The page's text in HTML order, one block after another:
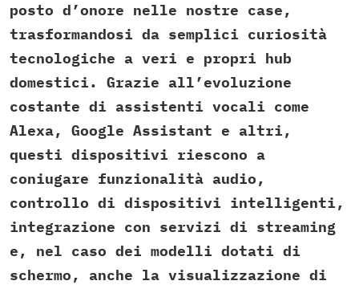
posto d’onore nelle nostre case,
trasformandosi da semplici curiosità
tecnologiche a veri e propri hub
domestici. Grazie all’evoluzione
costante di assistenti vocali come
Alexa, Google Assistant e altri,
questi dispositivi riescono a
coniugare funzionalità audio,
controllo di dispositivi intelligenti,
integrazione con servizi di streaming
e, nel caso dei modelli dotati di
schermo, anche la visualizzazione di